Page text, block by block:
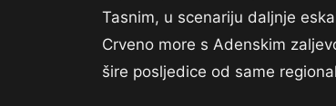
Tasnim, u scenariju daljnje
Crveno more s Adenskim
šire posljedice od same